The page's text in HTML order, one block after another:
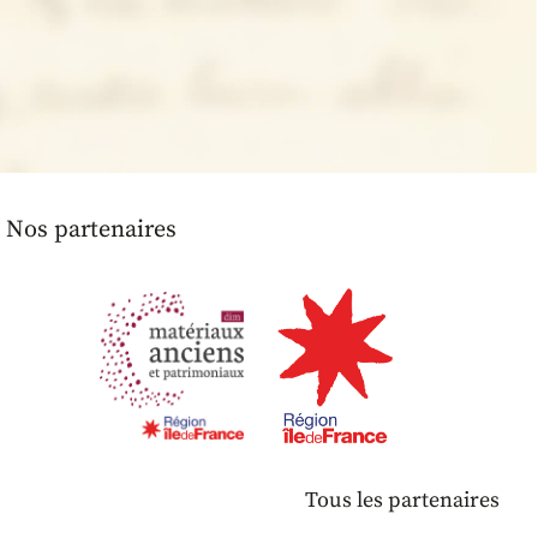
Nos partenaires
Tous les partenaires